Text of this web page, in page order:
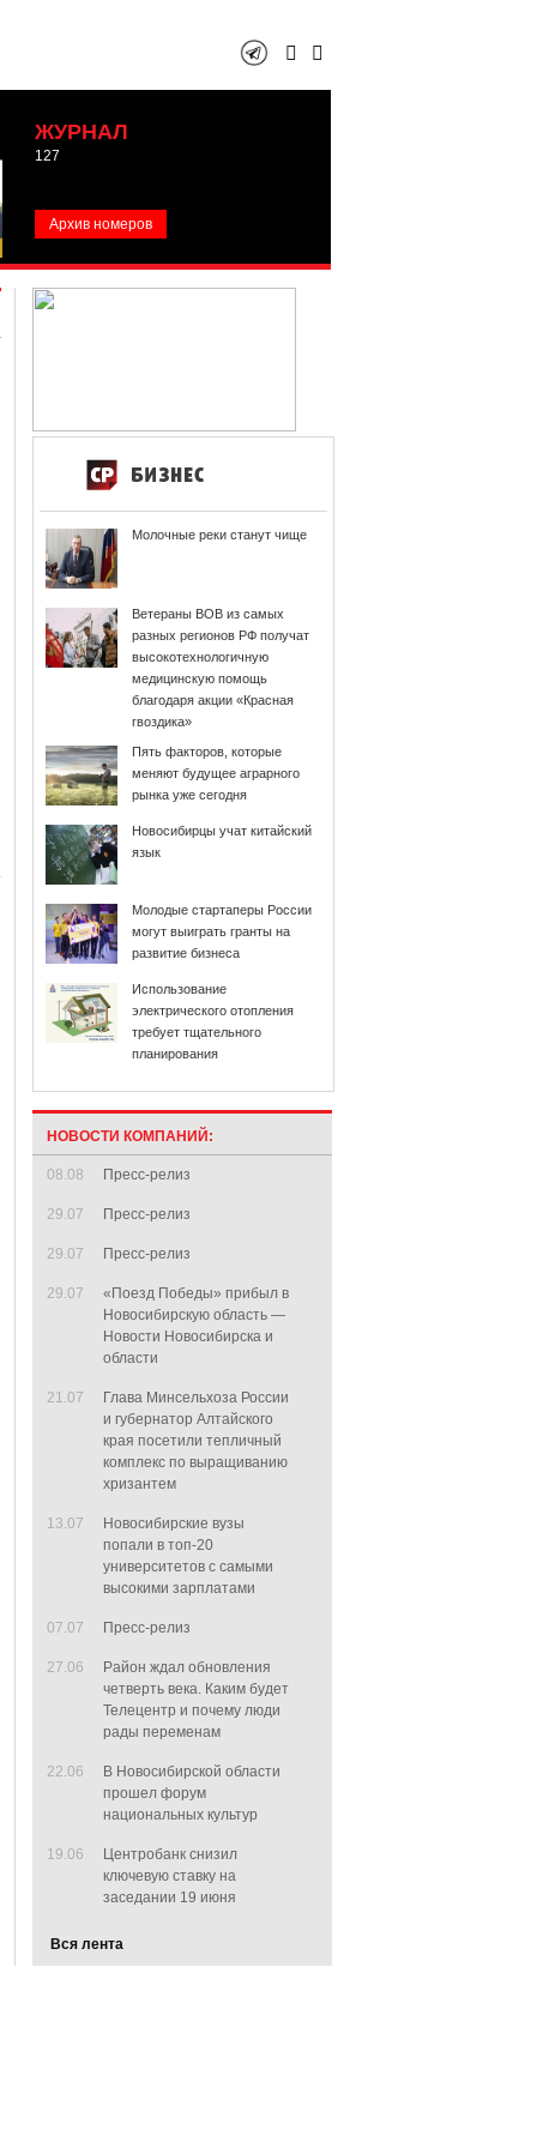
ЖУРНАЛ
127
Архив номеров
Молочные реки станут чище
Ветераны ВОВ из самых
разных регионов РФ получат
высокотехнологичную
медицинскую помощь
благодаря акции «Красная
гвоздика»
Пять факторов, которые
меняют будущее аграрного
рынка уже сегодня
Новосибирцы учат китайский
язык
Молодые стартаперы России
могут выиграть гранты на
развитие бизнеса
Использование
электрического отопления
требует тщательного
планирования
НОВОСТИ КОМПАНИЙ:
08.08 Пресс-релиз
29.07 Пресс-релиз
29.07 Пресс-релиз
29.07
«Поезд Победы» прибыл в
Новосибирскую область —
Новости Новосибирска и
области
21.07
Глава Минсельхоза России
и губернатор Алтайского
края посетили тепличный
комплекс по выращиванию
хризантем
13.07
Новосибирские вузы
попали в топ-20
университетов с самыми
высокими зарплатами
07.07 Пресс-релиз
27.06
Район ждал обновления
четверть века. Каким будет
Телецентр и почему люди
рады переменам
22.06
В Новосибирской области
прошел форум
национальных культур
19.06
Центробанк снизил
ключевую ставку на
заседании 19 июня
Вся лента